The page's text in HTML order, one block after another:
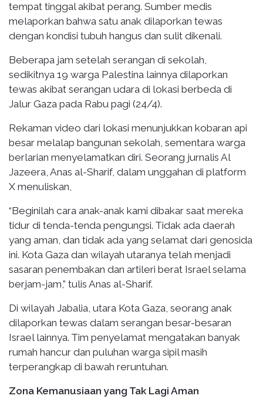
tempat tinggal akibat perang. Sumber medis
melaporkan bahwa satu anak dilaporkan tewas
dengan kondisi tubuh hangus dan sulit dikenali.
Beberapa jam setelah serangan di sekolah,
sedikitnya 19 warga Palestina lainnya dilaporkan
tewas akibat serangan udara di lokasi berbeda di
Jalur Gaza pada Rabu pagi (24/4).
Rekaman video dari lokasi menunjukkan kobaran api
besar melalap bangunan sekolah, sementara warga
berlarian menyelamatkan diri. Seorang jurnalis Al
Jazeera, Anas al-Sharif, dalam unggahan di platform
X menuliskan,
“Beginilah cara anak-anak kami dibakar saat mereka
tidur di tenda-tenda pengungsi. Tidak ada daerah
yang aman, dan tidak ada yang selamat dari genosida
ini. Kota Gaza dan wilayah utaranya telah menjadi
sasaran penembakan dan artileri berat Israel selama
berjam-jam,” tulis Anas al-Sharif.
Di wilayah Jabalia, utara Kota Gaza, seorang anak
dilaporkan tewas dalam serangan besar-besaran
Israel lainnya. Tim penyelamat mengatakan banyak
rumah hancur dan puluhan warga sipil masih
terperangkap di bawah reruntuhan.
Zona Kemanusiaan yang Tak Lagi Aman